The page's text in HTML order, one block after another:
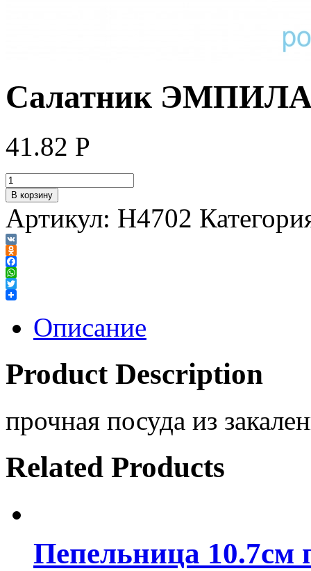
Салатник
41.82 Р
В корзину
Артикул: H4702
VK
Odnoklassniki
Facebook
WhatsApp
Twitter
Описание
Product Description
прочная посуда из
Related Products
Пепельница 10.7см